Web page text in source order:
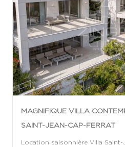
MAGNIFIQUE VILLA
SAINT-JEAN-CAP-FERRAT
Location saisonnière Villa Saint-